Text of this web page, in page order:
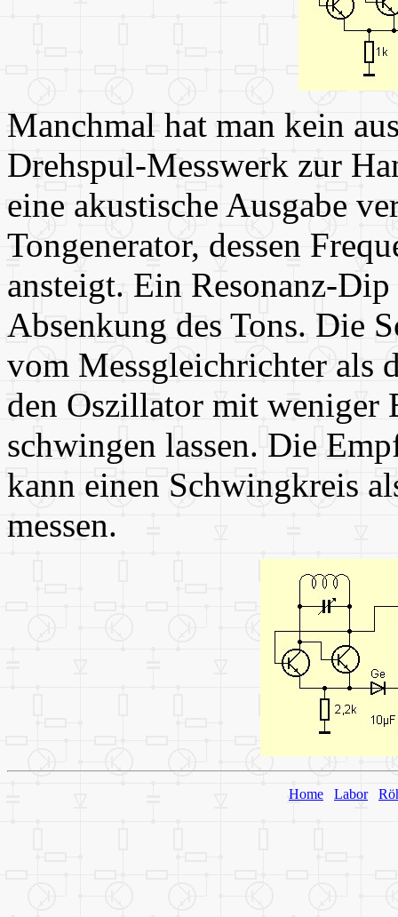
Manchmal hat man kein
Drehspul-Messwerk zur
eine akustische Ausgabe
Tongenerator, dessen
ansteigt. Ein Resonanz-
Absenkung des Tons. Die
vom Messgleichrichter als
den Oszillator mit weniger
schwingen lassen. Die
kann einen Schwingkreis
messen.
Home Labor